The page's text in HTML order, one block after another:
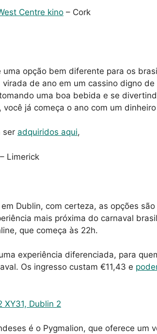
Centre kino – Cork
opção bem diferente para os
virada de ano em um cassino digno de
uma boa bebida e se
já começa o ano com um
ser adquiridos aqui,
– Limerick
Dublin, com certeza, as opções são
mais próxima do carnaval
que começa às 22h.
experiência diferenciada, para
Os ingresso custam €11,43 e
XY31, Dublin 2
é o Pygmalion, que oferece um